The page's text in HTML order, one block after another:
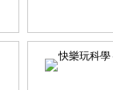
快樂玩科學